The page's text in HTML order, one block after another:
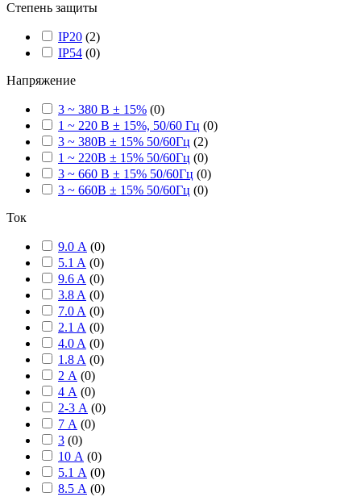
Степень защиты
IP20 (2)
IP54 (0)
Напряжение
3 ~ 380 В ± 15% (0)
1 ~ 220 В ± 15%, 50/60 Гц (0)
3 ~ 380В ± 15% 50/60Гц (2)
1 ~ 220В ± 15% 50/60Гц (0)
3 ~ 660 В ± 15% 50/60Гц (0)
3 ~ 660В ± 15% 50/60Гц (0)
Ток
9.0 А (0)
5.1 A (0)
9.6 A (0)
3.8 A (0)
7.0 A (0)
2.1 A (0)
4.0 A (0)
1.8 A (0)
2 А (0)
4 А (0)
2-3 А (0)
7 А (0)
3 (0)
10 А (0)
5.1 А (0)
8.5 А (0)